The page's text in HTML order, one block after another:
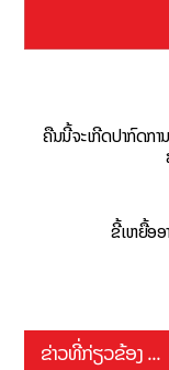
ຄືນນີ້ຈະເກີດປາກົດກາ
ຂີ້ເຫຍື້ອອ
ຂ່າວທີ່ກ່ຽວຂ້ອງ ...